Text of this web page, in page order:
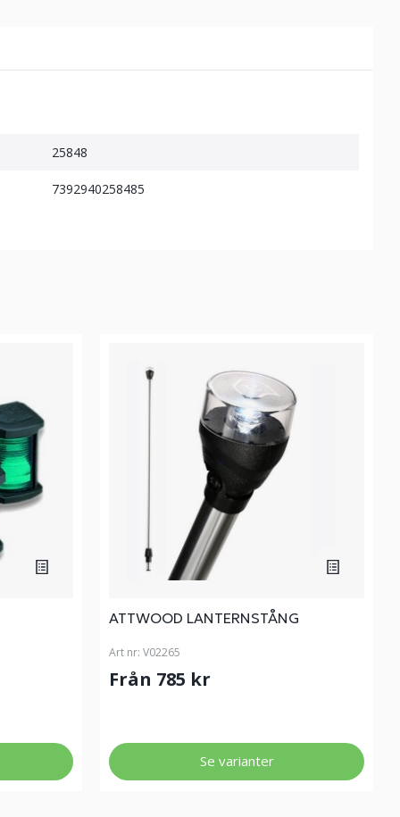
25848
7392940258485
ATTWOOD LANTERNSTÅNG
Art nr: V02265
Från 785 kr
Se varianter